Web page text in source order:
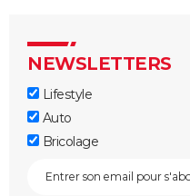
NEWSLETTERS
Lifestyle
Auto
Bricolage